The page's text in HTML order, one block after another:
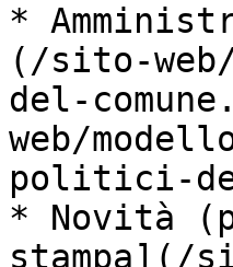
*
(/sito-web/
del-
web/
politici-
* Novità
stampa](/